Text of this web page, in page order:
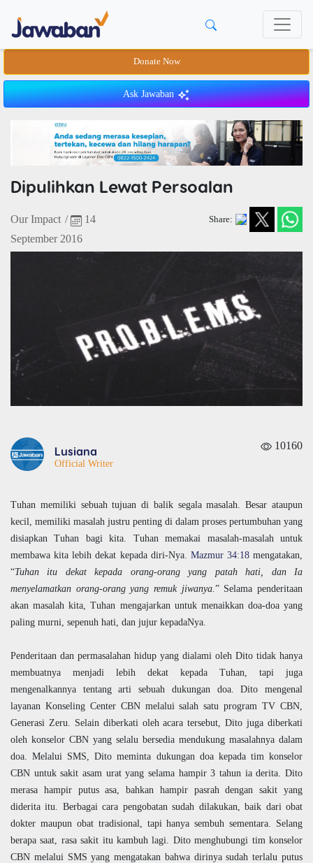
Donate Now
Ask Jawaban
Dipulihkan Lewat Persoalan
Our Impact /
14
September 2016
Share:
Lusiana
Official Writer
10160
Tuhan memiliki sebuah tujuan di balik segala masalah. Besar ataupun
kecil, memiliki masalah justru penting di dalam proses pertumbuhan yang
disiapkan Tuhan bagi kita. Tuhan memakai masalah-masalah untuk
membawa kita lebih dekat kepada diri-Nya. Mazmur 34:18mengatakan,
“Tuhan itu dekat kepada orang-orang yang patah hati, dan Ia
menyelamatkan orang-orang yang remuk jiwanya. ” Selama penderitaan
akan masalah kita, Tuhan mengajarkan untuk menaikkan doa-doa yang
paling murni, sepenuh hati, dan jujur kepadaNya.
Penderitaan dan permasalahan hidup yang dialami oleh Dito tidak hanya
membuatnya menjadi lebih dekat kepada Tuhan, tapi juga
mengenalkannya tentang arti sebuah dukungan doa. Dito mengenal
layanan Konseling Center CBN melalui salah satu program TV CBN,
Generasi Zeru. Selain diberkati oleh acara tersebut, Dito juga diberkati
oleh konselor CBN yang selalu bersedia mendukung masalahnya dalam
doa. Melalui SMS, Dito meminta dukungan doa kepada tim konselor
CBN untuk sakit asam urat yang selama hampir 3 tahun ia derita. Dito
merasa hampir putus asa, bahkan hampir pasrah dengan sakit yang
diderita itu. Berbagai cara pengobatan sudah dilakukan, baik dari obat
dokter maupun obat tradisional, tapi hanya sembuh sementara. Selang
berapa saat, rasa sakit itu kambuh lagi. Dito menghubungi tim konselor
CBN melalui SMS yang mengatakan bahwa dirinya sudah terlalu putus